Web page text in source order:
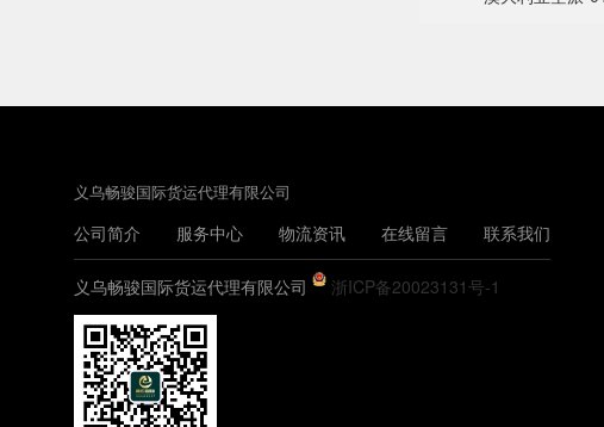
义乌畅骏国际货运代理有限公司
公司简介 服务中心 物流资讯 在线留言 联系我们
义乌畅骏国际货运代理有限公司 浙ICP备20023131号-1